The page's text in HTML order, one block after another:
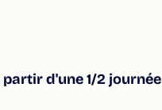
d'une 1/2 journée